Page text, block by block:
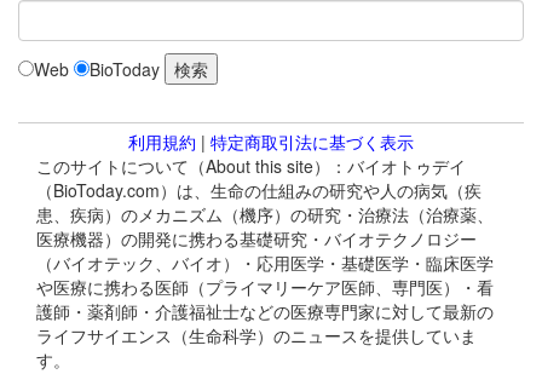
Web BioToday
利用規約 | 特定商取引法に基づく表示
このサイトについて（About this site）：バイオトゥデイ
（BioToday.com）は、生命の仕組みの研究や人の病気（疾
患、疾病）のメカニズム（機序）の研究・治療法（治療薬、
医療機器）の開発に携わる基礎研究・バイオテクノロジー
（バイオテック、バイオ）・応用医学・基礎医学・臨床医学
や医療に携わる医師（プライマリーケア医師、専門医）・看
護師・薬剤師・介護福祉士などの医療専門家に対して最新の
ライフサイエンス（生命科学）のニュースを提供していま
す。